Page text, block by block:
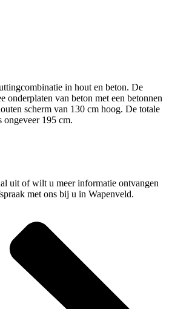
in hout en beton. De
onderplaten van beton met een betonnen
scherm van 130 cm hoog. De totale
ongeveer 195 cm.
uit of wilt u meer informatie ontvangen
met ons bij u in Wapenveld.